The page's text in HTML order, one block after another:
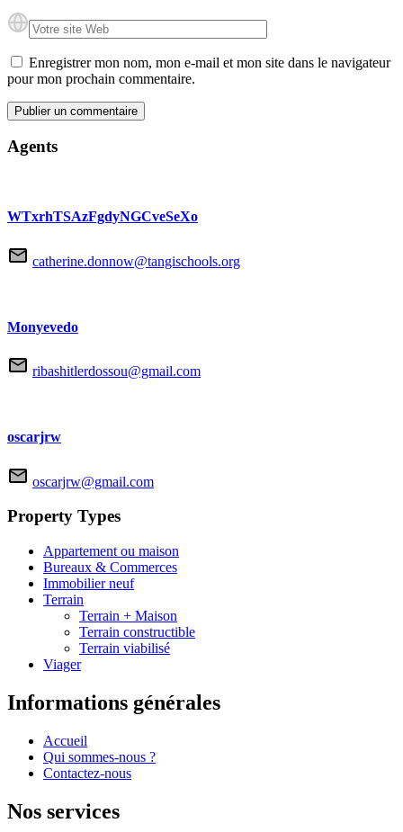
Enregistrer mon nom, mon e-mail et mon site dans le navigateur
pour mon prochain commentaire.
Agents
WTxrhTSAzFgdyNGCveSeXo
catherine.donnow@tangischools.org
Monyevedo
ribashitlerdossou@gmail.com
oscarjrw
oscarjrw@gmail.com
Property Types
Appartement ou maison
Bureaux & Commerces
Immobilier neuf
Terrain
Terrain + Maison
Terrain constructible
Terrain viabilisé
Viager
Informations générales
Accueil
Qui sommes-nous ?
Contactez-nous
Nos services